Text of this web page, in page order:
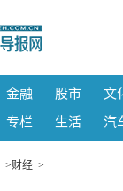
金融 股市 文
专栏 生活 汽
>财经 >